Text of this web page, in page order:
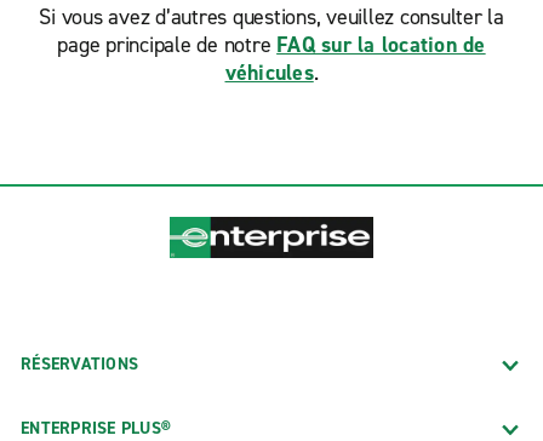
Si vous avez d’autres questions, veuillez consulter la
page principale de notre FAQ sur la location de
véhicules.
RÉSERVATIONS
ENTERPRISE PLUS®